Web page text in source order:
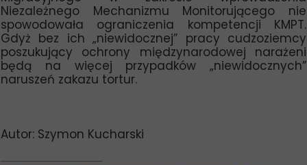
Niezależnego Mechanizmu Monitorującego nie
spowodowała ograniczenia kompetencji KMPT.
Gdyż bez ich „niewidocznej” pracy cudzoziemcy
poszukujący ochrony międzynarodowej narażeni
będą na więcej przypadków „niewidocznych”
naruszeń zakazu tortur.
Autor: Szymon Kucharski